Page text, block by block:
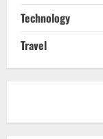
Technology
Travel